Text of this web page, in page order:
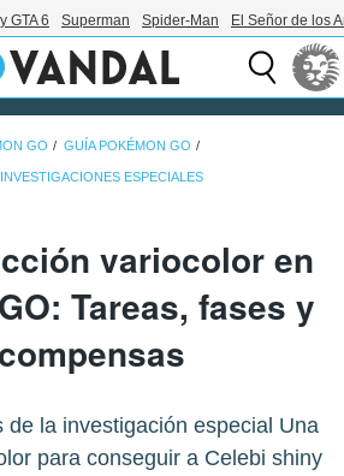
GTA 6 Superman Spider-Man El Señor de los
GO GUÍA POKÉMON GO
INVESTIGACIONES ESPECIALES
variocolor en
Tareas, fases y
de la investigación especial Una
para conseguir a Celebi shiny